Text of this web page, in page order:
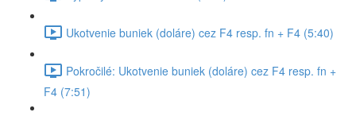
Ukotvenie buniek (doláre) cez F4 resp. fn + F4 (5:40)
Pokročilé: Ukotvenie buniek (doláre) cez F4 resp. fn +
F4 (7:51)